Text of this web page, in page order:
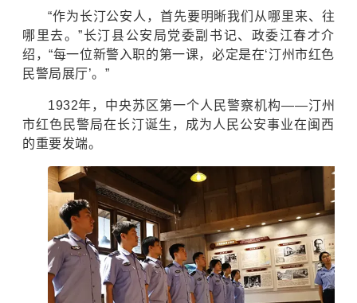
“作为长汀公安人，首先要明晰我们从哪里来、往
哪里去。”长汀县公安局党委副书记、政委江春才介
绍，“每一位新警入职的第一课，必定是在‘汀州市红色
民警局展厅’。”
1932年，中央苏区第一个人民警察机构——汀州
市红色民警局在长汀诞生，成为人民公安事业在闽西
的重要发端。